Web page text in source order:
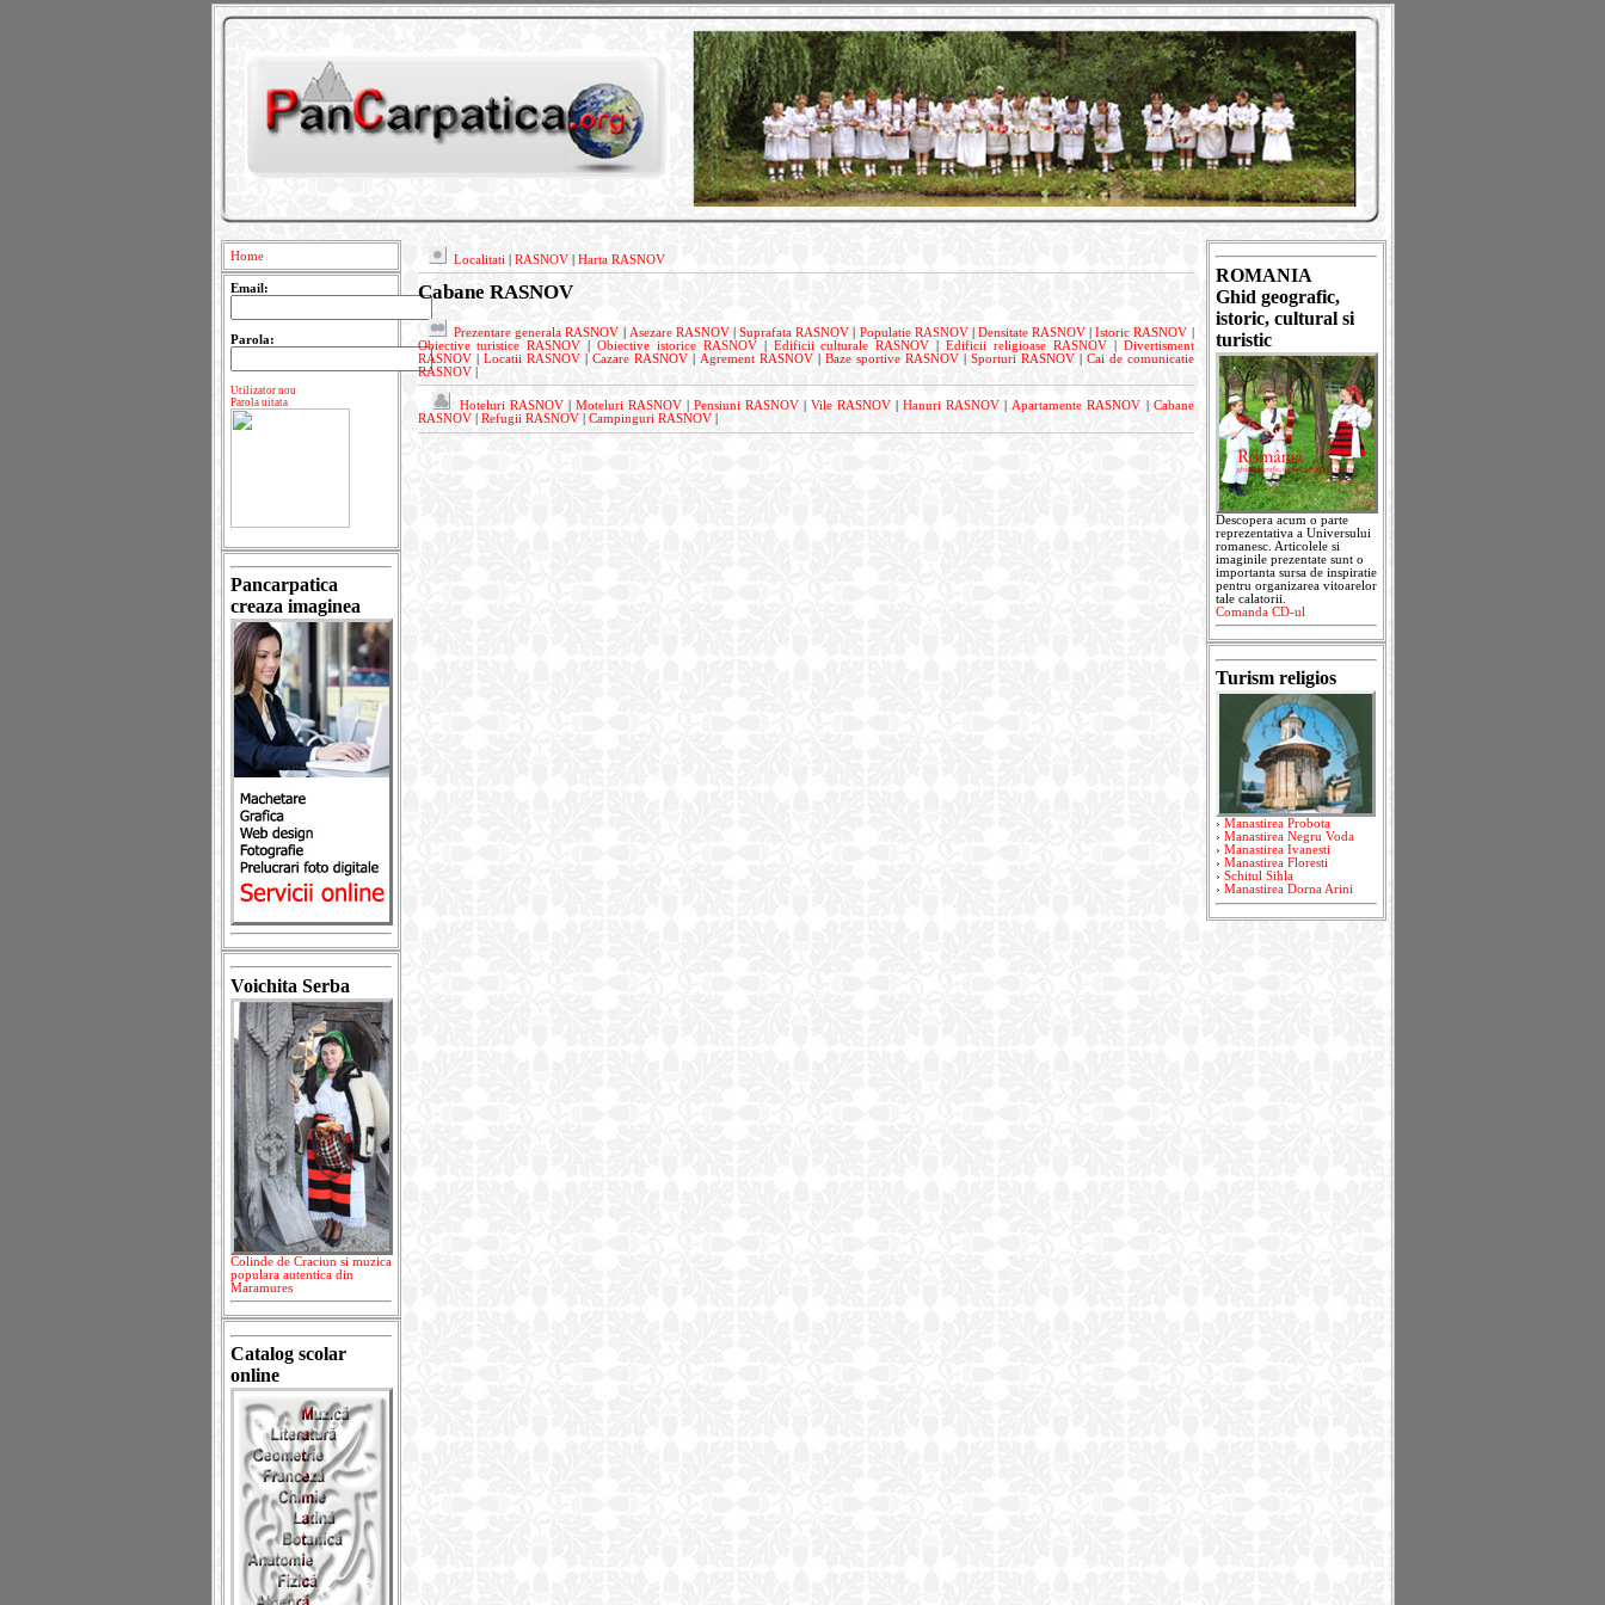
Home
Email:
Parola:
Utilizator nou
Parola uitata
Pancarpatica
creaza imaginea
Voichita Serba
Colinde de Craciun si muzica
populara autentica din
Maramures
Catalog scolar
online
Localitati RASNOV| Harta RASNOV
Cabane RASNOV
Prezentare generala RASNOV Asezare RASNOV|Suprafata RASNOV Populatie RASNOV| Densitate RASNOV |Istoric RASNOV
Obiective turistice RASNOV
Obiective istorice RASNOV| Edificii culturale RASNOV Edificii religioase RASNOV| Divertisment
RASNOV| Locatii RASNOV| Cazare RASNOV| Agrement RASNOV| Baze sportive RASNOV| Sporturi RASNOV| Cai de comunicatie
RASNOV|
Hoteluri RASNOV| Moteluri RASNOV|Pensiuni RASNOV |Vile RASNOV |Hanuri RASNOV |Apartamente RASNOV
Cabane
RASNOV| Refugii RASNOV| Campinguri RASNOV|
ROMANIA
Ghid geografic,
istoric, cultural si
turistic
Descopera acum o parte
reprezentativa a Universului
romanesc. Articolele si
imaginile prezentate sunt o
importanta sursa de inspiratie
pentru organizarea vitoarelor
tale calatorii.
Comanda CD-ul
Turism religios
› Manastirea Probota
› Manastirea Negru Voda
› Manastirea Ivanesti
› Manastirea Floresti
› Schitul Sihla
› Manastirea Dorna Arini